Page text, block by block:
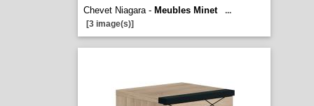
Chevet Niagara - Meubles Minet
...
[3 image(s)]